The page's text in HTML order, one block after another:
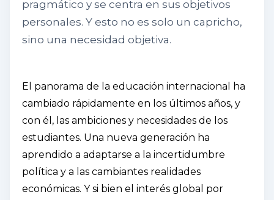
pragmático y se centra en sus objetivos
personales. Y esto no es solo un capricho,
sino una necesidad objetiva.
El panorama de la educación internacional ha
cambiado rápidamente en los últimos años, y
con él, las ambiciones y necesidades de los
estudiantes. Una nueva generación ha
aprendido a adaptarse a la incertidumbre
política y a las cambiantes realidades
económicas. Y si bien el interés global por